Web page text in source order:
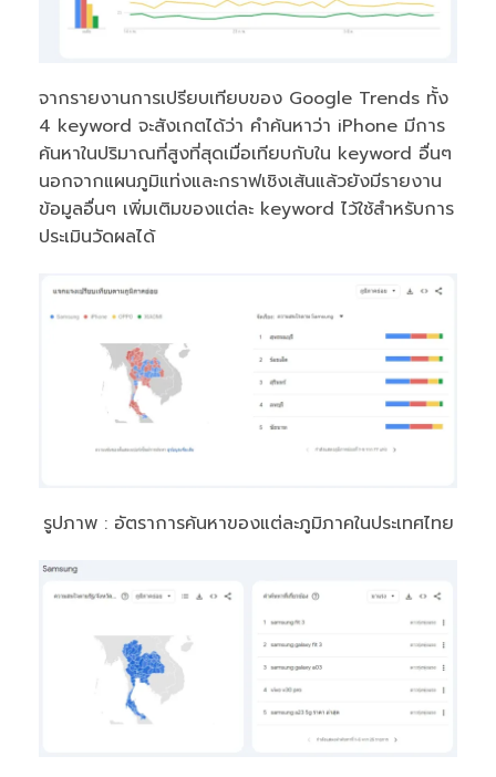
จากรายงานการเปรียบเทียบของ Google Trends ทั้ง
4 keyword จะสังเกตได้ว่า คำค้นหาว่า iPhone มีการ
ค้นหาในปริมาณที่สูงที่สุดเมื่อเทียบกับใน keyword อื่นๆ
นอกจากแผนภูมิแท่งและกราฟเชิงเส้นแล้วยังมีรายงาน
ข้อมูลอื่นๆ เพิ่มเติมของแต่ละ keyword ไว้ใช้สำหรับการ
ประเมินวัดผลได้
รูปภาพ : อัตราการค้นหาของแต่ละภูมิภาคในประเทศไทย